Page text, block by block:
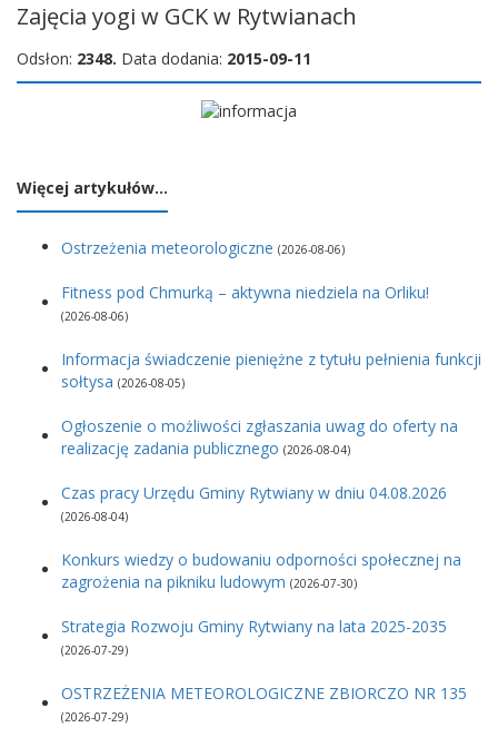
Zajęcia yogi w GCK w Rytwianach
Odsłon: 2348. Data dodania: 2015-09-11
Więcej artykułów…
Ostrzeżenia meteorologiczne (2026-08-06)
Fitness pod Chmurką – aktywna niedziela na Orliku!
(2026-08-06)
Informacja świadczenie pieniężne z tytułu pełnienia funkcji
sołtysa (2026-08-05)
Ogłoszenie o możliwości zgłaszania uwag do oferty na
realizację zadania publicznego (2026-08-04)
Czas pracy Urzędu Gminy Rytwiany w dniu 04.08.2026
(2026-08-04)
Konkurs wiedzy o budowaniu odporności społecznej na
zagrożenia na pikniku ludowym (2026-07-30)
Strategia Rozwoju Gminy Rytwiany na lata 2025-2035
(2026-07-29)
OSTRZEŻENIA METEOROLOGICZNE ZBIORCZO NR 135
(2026-07-29)